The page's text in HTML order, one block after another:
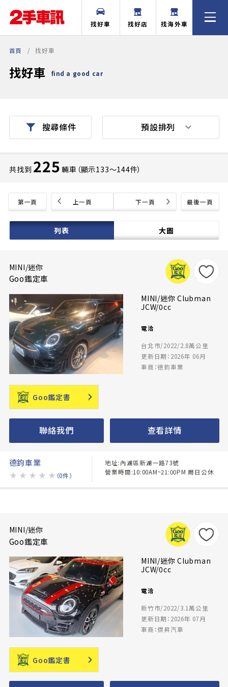
找好車 找好店 找海外車
首頁 找好車
找好車 find a good car
搜尋條件
共找到 225 輛車（顯示133〜144件）
第一頁 最後一頁
上一頁 下一頁
列表 大圖
預設排列
MINI/迷你
Goo鑑定車
MINI/迷你 Clubman
JCW/0cc
電洽
台北市/2022/2.8萬公里
更新日期：2026年 06月
車商：德鈞車業
Goo鑑定書
聯絡我們 查看詳情
德鈞車業
★ ★ ★ ★ ★ （0件）
地址:內湖區新湖一路73號
營業時間:10:00AM~21:00PM 周日公休
MINI/迷你
Goo鑑定車
MINI/迷你 Clubman
JCW/0cc
電洽
新竹市/2022/3.1萬公里
更新日期：2026年 07月
車商：傑昇汽車
Goo鑑定書